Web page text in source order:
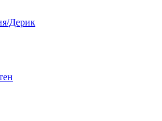
Дерик